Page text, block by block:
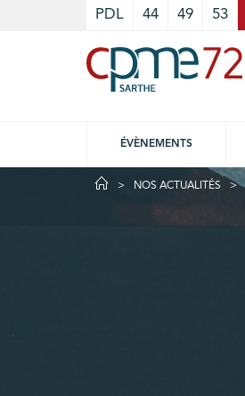
PDL 44 49 53
ÉVÈNEMENTS
NOS ACTUALITÉS
Cookies management panel